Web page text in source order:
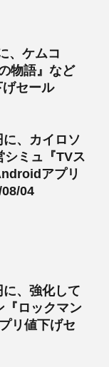
、ケムコ
物語』など
セール
、カイロソ
シミュ『TVス
アプリ
04
、強化して
『ロックマン
リ値下げセ